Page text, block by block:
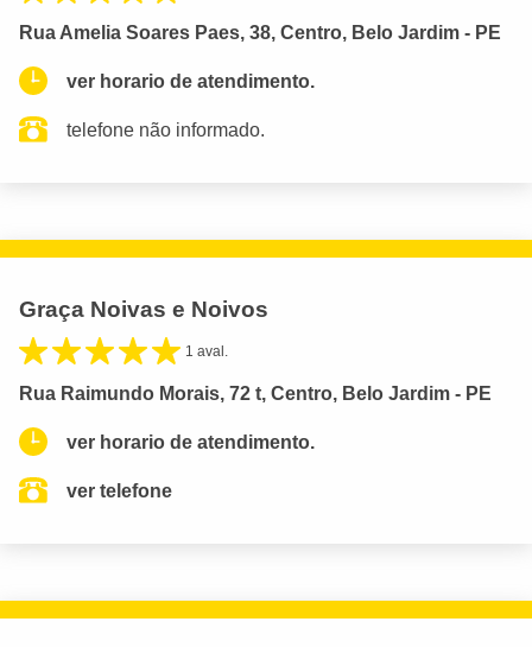
Rua Amelia Soares Paes, 38, Centro, Belo Jardim - PE
ver horario de atendimento.
telefone não informado.
Graça Noivas e Noivos
1 aval.
Rua Raimundo Morais, 72 t, Centro, Belo Jardim - PE
ver horario de atendimento.
ver telefone